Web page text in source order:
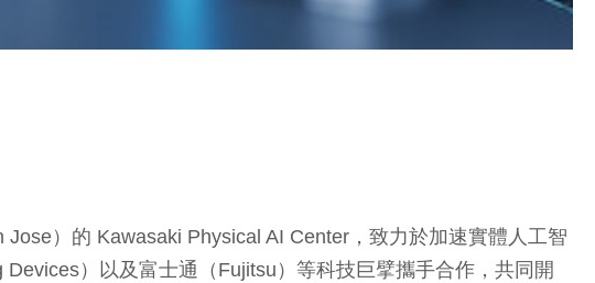
）的 Kawasaki Physical AI Center，致力於加速實體人工智
）以及富士通（Fujitsu）等科技巨擘攜手合作，共同開